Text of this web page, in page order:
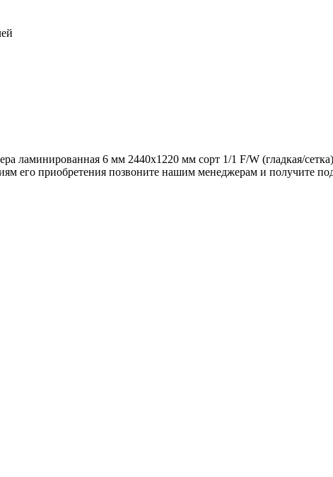
ламинированная 6 мм 2440x1220 мм сорт 1/1 F/W (гладкая/
его приобретения позвоните нашим менеджерам и получите